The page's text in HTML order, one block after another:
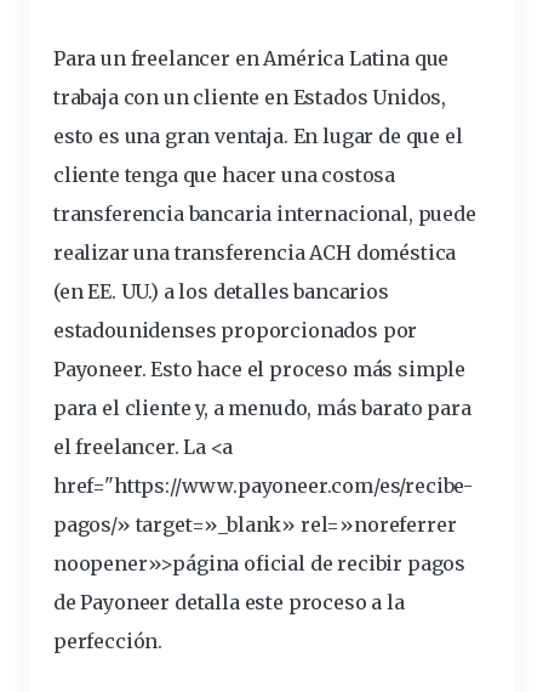
Para un freelancer en América Latina que
trabaja con un cliente en Estados Unidos,
esto es una gran ventaja. En lugar de que el
cliente tenga que hacer una costosa
transferencia bancaria internacional, puede
realizar una transferencia ACH doméstica
(en EE. UU.) a los detalles bancarios
estadounidenses proporcionados por
Payoneer. Esto hace el proceso más simple
para el cliente y, a menudo, más barato para
el freelancer. La <a
href="https://www.payoneer.com/es/recibe-
pagos/» target=»_blank» rel=»noreferrer
noopener»>página oficial de recibir pagos
de Payoneer detalla este proceso a la
perfección.